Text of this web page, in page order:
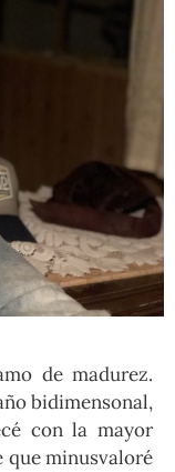
de madurez.
bidimensonal,
con la mayor
que minusvaloré